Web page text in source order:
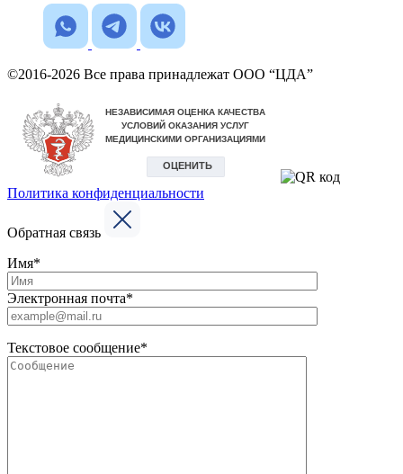
©2016-2026 Все права принадлежат ООО “ЦДА”
Политика конфиденциальности
Обратная связь
Имя*
Электронная почта*
Текстовое сообщение*